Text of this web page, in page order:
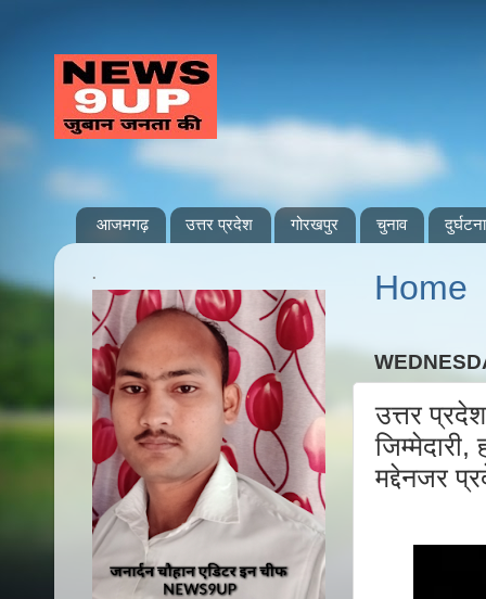
आजमगढ़ उत्तर प्रदेश गोरखपुर चुनाव दुर्घटना
Home
उत्तर
मद्देनजर
.